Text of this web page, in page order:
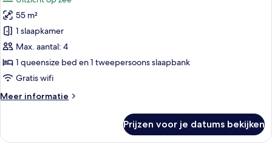
voor
Traditioneel
appartement,
1
slaapkamer
(Caldera
laden
55 m²
1 slaapkamer
Max. aantal: 4
1 queensize bed en 1 tweepersoons slaapbank
Gratis wifi
Meer informatie
Meer
appartement,
Prijzen voor je datums bekijken